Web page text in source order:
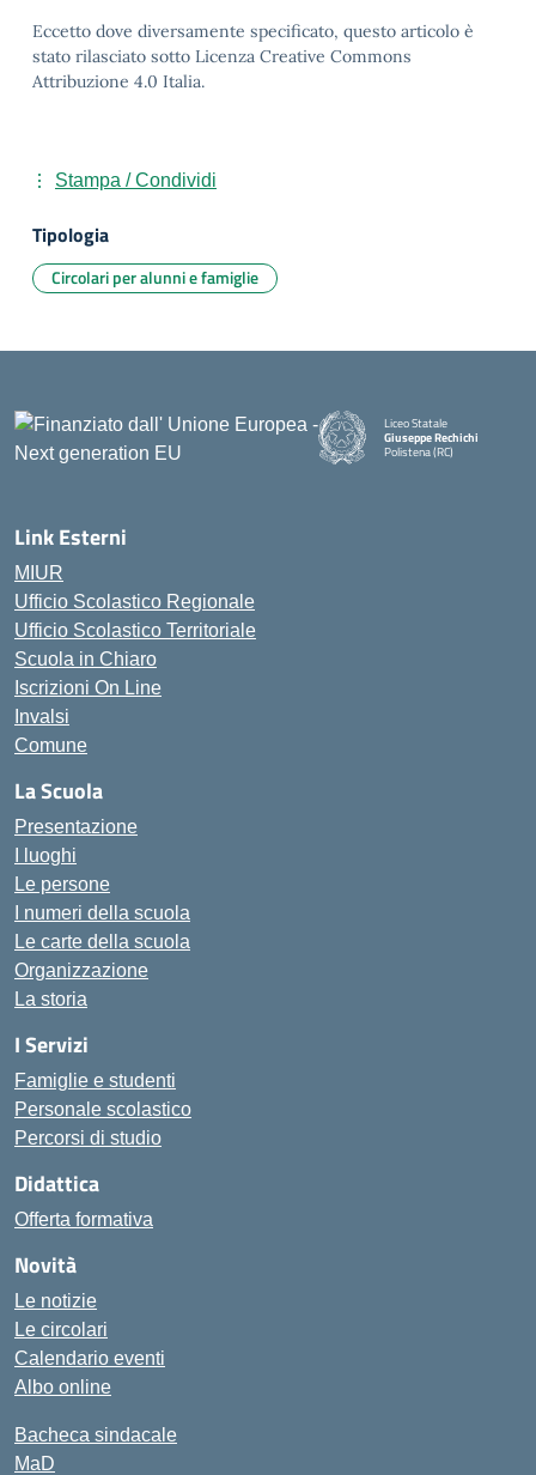
Eccetto dove diversamente specificato, questo articolo è
stato rilasciato sotto Licenza Creative Commons
Attribuzione 4.0 Italia.
Stampa / Condividi
Tipologia
Circolari per alunni e famiglie
Liceo Statale
Giuseppe Rechichi
Polistena (RC)
Link Esterni
MIUR
Ufficio Scolastico Regionale
Ufficio Scolastico Territoriale
Scuola in Chiaro
Iscrizioni On Line
Invalsi
Comune
La Scuola
Presentazione
I luoghi
Le persone
I numeri della scuola
Le carte della scuola
Organizzazione
La storia
I Servizi
Famiglie e studenti
Personale scolastico
Percorsi di studio
Didattica
Offerta formativa
Novità
Le notizie
Le circolari
Calendario eventi
Albo online
Bacheca sindacale
MaD